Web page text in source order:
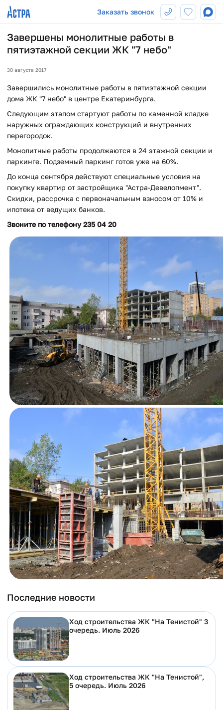
Заказать звонок
Завершены монолитные работы в
пятиэтажной секции ЖК "7 небо"
30 августа 2017
Завершились монолитные работы в пятиэтажной секции
дома ЖК "7 небо" в центре Екатеринбурга.
Следующим этапом стартуют работы по каменной кладке
наружных ограждающих конструкций и внутренних
перегородок.
Монолитные работы продолжаются в 24 этажной секции и
паркинге. Подземный паркинг готов уже на 60%.
До конца сентября действуют специальные условия на
покупку квартир от застройщика "Астра-Девелопмент".
Скидки, рассрочка с первоначальным взносом от 10% и
ипотека от ведущих банков.
Звоните по телефону 235 04 20
Последние новости
Ход строительства ЖК "На Тенистой" 3
очередь. Июль 2026
Ход строительства ЖК "На Тенистой",
5 очередь. Июль 2026